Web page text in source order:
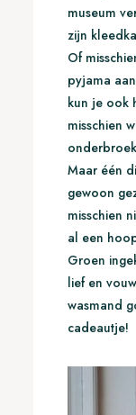
museum
zijn
Of
pyjama
kun je ook
misschien
Maar één
gewoon
misschien
al een
Groen
lief en
wasmand
cadeautje!